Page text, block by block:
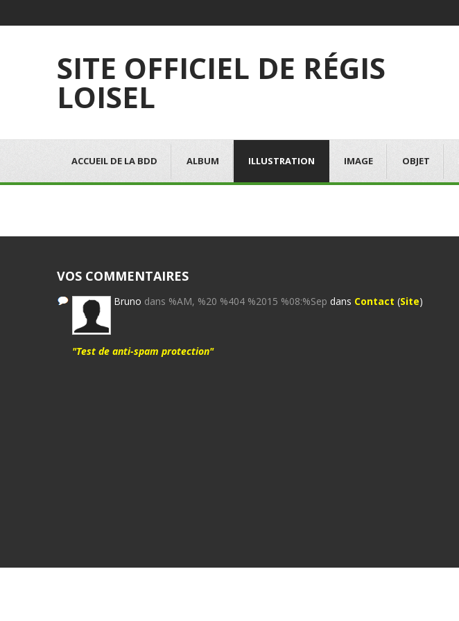
SITE OFFICIEL DE RÉGIS
LOISEL
ACCUEIL DE LA BDD ALBUM ILLUSTRATION IMAGE OBJET
VOS COMMENTAIRES
Bruno dans %AM, %20 %404 %2015 %08:%Sep dans Contact (Site)
"Test de anti-spam protection"